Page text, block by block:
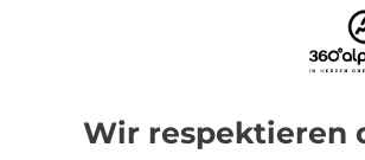
Wir respektieren